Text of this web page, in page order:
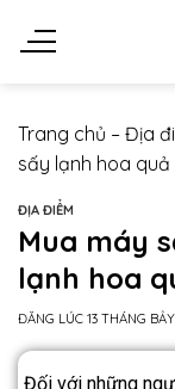
Trang chủ – Địa
sấy lạnh hoa
ĐỊA ĐIỂM
Mua máy
lạnh hoa
ĐĂNG LÚC 13 THÁNG
Đối với những